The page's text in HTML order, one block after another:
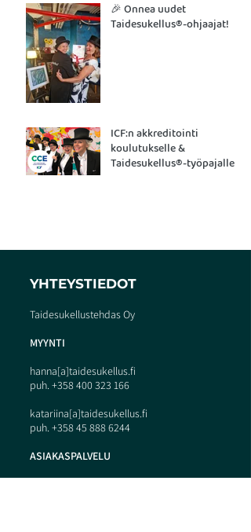
🎉 Onnea uudet
Taidesukellus®-ohjaajat!
ICF:n akkreditointi
koulutukselle &
Taidesukellus®-työpajalle!
YHTEYSTIEDOT
Taidesukellustehdas Oy
MYYNTI
hanna[a]taidesukellus.fi
puh.+358 400 323 166
katariina[a]taidesukellus.fi
puh.+358 45 888 6244
ASIAKASPALVELU